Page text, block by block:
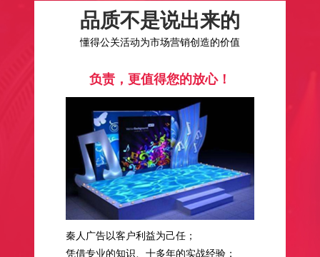
品质不是说出来的
懂得公关活动为市场营销创造的价值
负责，更值得您的放心！
秦人广告以客户利益为己任；
凭借专业的知识、十多年的实战经验；